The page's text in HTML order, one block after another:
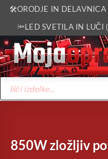
Skoči
vsebino
🛠️ORODJE IN
🔦LED SVETILA IN LUČI
Products
search
850W zložljiv